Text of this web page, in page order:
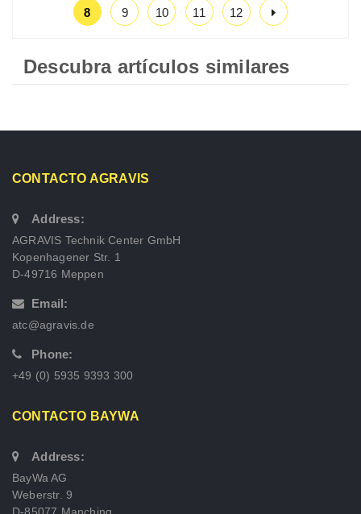
8 9 10 11 12
Descubra artículos similares
CONTACTO AGRAVIS
Address:
AGRAVIS Technik Center GmbH
Kopenhagener Str. 1
D-49716 Meppen
Email:
atc@agravis.de
Phone:
+49 (0) 5935 9393 300
CONTACTO BAYWA
Address:
BayWa AG
Weberstr. 9